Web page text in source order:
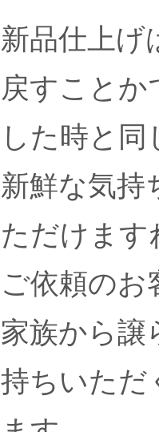
新品仕上げ
戻すことか
した時と同
新鮮な気持
ただけます
ご依頼のお
家族から譲
持ちいただ